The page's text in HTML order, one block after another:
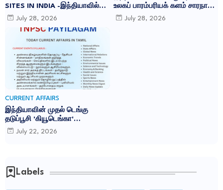
SITES IN INDIA -இந்தியாவில்
உள்ள 45 யுனெஸ்கோ உலக
பாரம்பரிய தளங்கள்:
July 28, 2026
உலகப் பாரம்பரியக் களம் சாரநாத்:
TNPSC CURRENT AFFAIRS IN
TAMIL JULY 2026
July 28, 2026
CURRENT AFFAIRS
இந்தியாவின் முதல் டெங்கு
தடுப்பூசி 'கியூடெங்கா'
(Qdenga): TNPSC CURRENT
AFFAIRS IN TAMIL JULY 2026
July 22, 2026
Labels